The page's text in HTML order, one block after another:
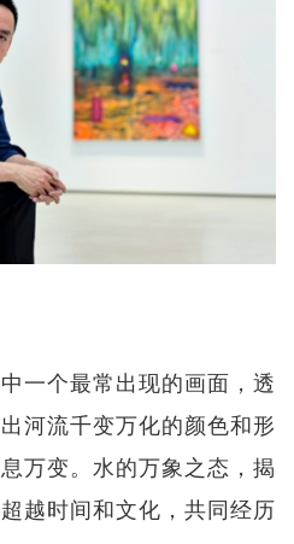
一个最常出现的画面，透
河流千变万化的颜色和形
万变。水的万象之态，揭
越时间和文化，共同经历